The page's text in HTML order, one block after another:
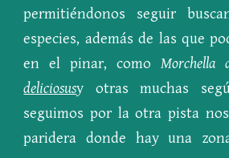
permitiéndonos seguir
especies, además de las que
en el pinar, como Morchella
deliciosusy otras muchas
seguimos por la otra pista
paridera donde hay una